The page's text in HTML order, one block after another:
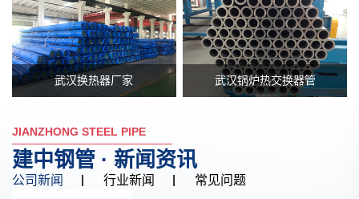
武汉换热器厂家 武汉锅炉热交换器管
JIANZHONG STEEL PIPE
建中钢管 · 新闻资讯
公司新闻 行业新闻 常见问题